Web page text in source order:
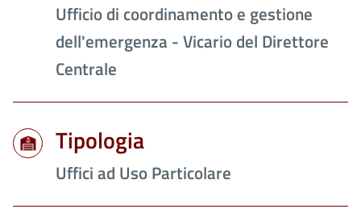
Ufficio di coordinamento e gestione
dell'emergenza - Vicario del Direttore
Centrale
Tipologia
Uffici ad Uso Particolare